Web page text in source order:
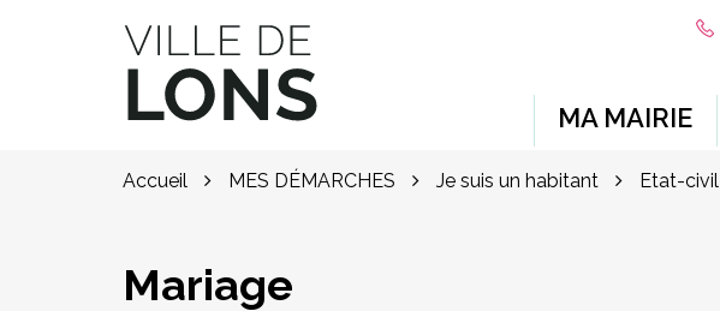
Site officiel de la ville de Lons (64)
MA MAIRIE
Accueil MES DÉMARCHES Je suis un habitant Etat-civil
Mariage